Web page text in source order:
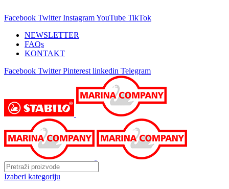
Facebook Twitter InstagramYouTube TikTok
NEWSLETTER
FAQs
KONTAKT
Facebook Twitter Pinterest linkedin Telegram
Izaberi kategoriju